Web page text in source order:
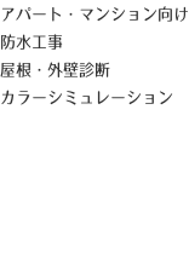
アパート・マンション向け
防水工事
屋根・外壁診断
カラーシミュレーション